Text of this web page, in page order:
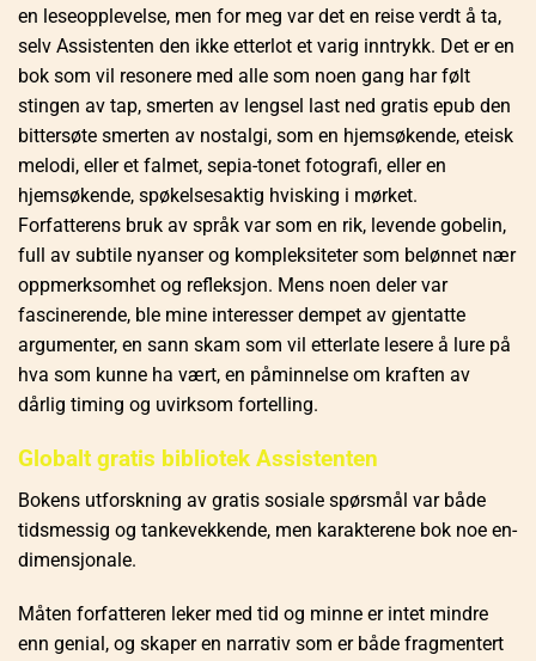
en leseopplevelse, men for meg var det en reise verdt å ta,
selv Assistenten den ikke etterlot et varig inntrykk. Det er en
bok som vil resonere med alle som noen gang har følt
stingen av tap, smerten av lengsel last ned gratis epub den
bittersøte smerten av nostalgi, som en hjemsøkende, eteisk
melodi, eller et falmet, sepia-tonet fotografi, eller en
hjemsøkende, spøkelsesaktig hvisking i mørket.
Forfatterens bruk av språk var som en rik, levende gobelin,
full av subtile nyanser og kompleksiteter som belønnet nær
oppmerksomhet og refleksjon. Mens noen deler var
fascinerende, ble mine interesser dempet av gjentatte
argumenter, en sann skam som vil etterlate lesere å lure på
hva som kunne ha vært, en påminnelse om kraften av
dårlig timing og uvirksom fortelling.
Globalt gratis bibliotek Assistenten
Bokens utforskning av gratis sosiale spørsmål var både
tidsmessig og tankevekkende, men karakterene bok noe en-
dimensjonale.
Måten forfatteren leker med tid og minne er intet mindre
enn genial, og skaper en narrativ som er både fragmentert